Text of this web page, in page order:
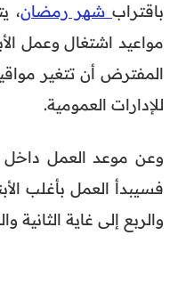
باقترابشهر رمضان،
مواعيد اشتغال وعمل
المفترض أن تتغير
للإدارات العمومية.
وعن موعد العمل داخل
فسيبدأ العمل بأغلب
والربع إلى غاية الثانية